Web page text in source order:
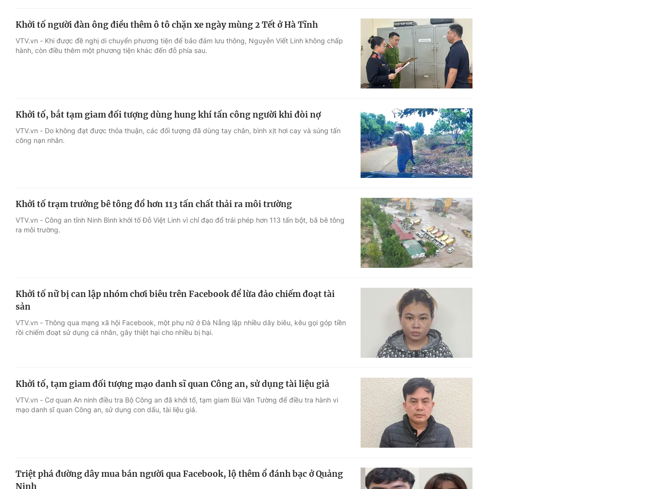
Khởi tố người đàn ông điều thêm ô tô chặn xe ngày mùng 2 Tết ở Hà Tĩnh
VTV.vn - Khi được đề nghị di chuyển phương tiện để bảo đảm lưu thông, Nguyễn Viết Linh không chấp
hành, còn điều thêm một phương tiện khác đến đỗ phía sau.
Khởi tố, bắt tạm giam đối tượng dùng hung khí tấn công người khi đòi nợ
VTV.vn - Do không đạt được thỏa thuận, các đối tượng đã dùng tay chân, bình xịt hơi cay và súng tấn
công nạn nhân.
Khởi tố trạm trưởng bê tông đổ hơn 113 tấn chất thải ra môi trường
VTV.vn - Công an tỉnh Ninh Bình khởi tố Đỗ Việt Linh vì chỉ đạo đổ trái phép hơn 113 tấn bột, bã bê tông
ra môi trường.
Khởi tố nữ bị can lập nhóm chơi biêu trên Facebook để lừa đảo chiếm đoạt tài
sản
VTV.vn - Thông qua mạng xã hội Facebook, một phụ nữ ở Đà Nẵng lập nhiều dây biêu, kêu gọi góp tiền
rồi chiếm đoạt sử dụng cá nhân, gây thiệt hại cho nhiều bị hại.
Khởi tố, tạm giam đối tượng mạo danh sĩ quan Công an, sử dụng tài liệu giả
VTV.vn - Cơ quan An ninh điều tra Bộ Công an đã khởi tố, tạm giam Bùi Văn Tường để điều tra hành vi
mạo danh sĩ quan Công an, sử dụng con dấu, tài liệu giả.
Triệt phá đường dây mua bán người qua Facebook, lộ thêm ổ đánh bạc ở Quảng
Ninh